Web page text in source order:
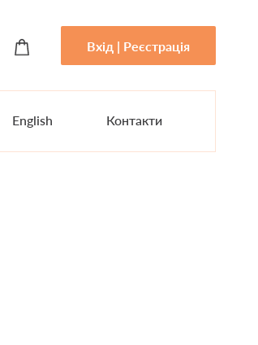
Вхід | Реєстрація
English Контакти